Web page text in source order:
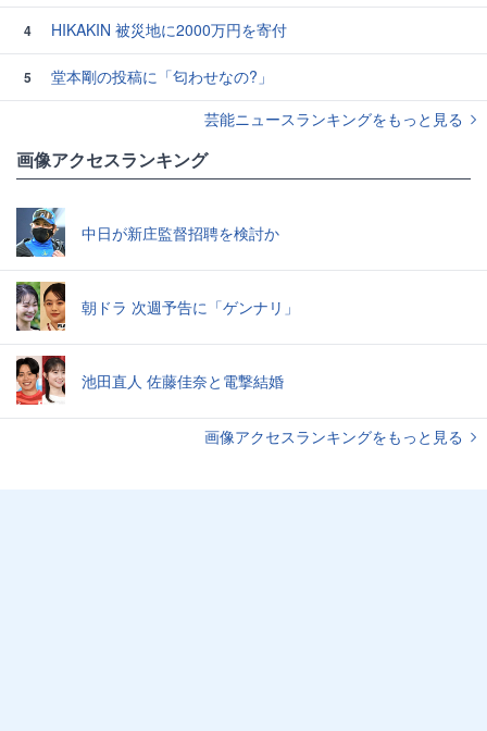
4 HIKAKIN 被災地に2000万円を寄付
5
堂本剛の投稿に「匂わせなの?」
芸能ニュースランキングをもっと見る
画像アクセスランキング
中日が新庄監督招聘を検討か
朝ドラ 次週予告に「ゲンナリ」
池田直人 佐藤佳奈と電撃結婚
画像アクセスランキングをもっと見る